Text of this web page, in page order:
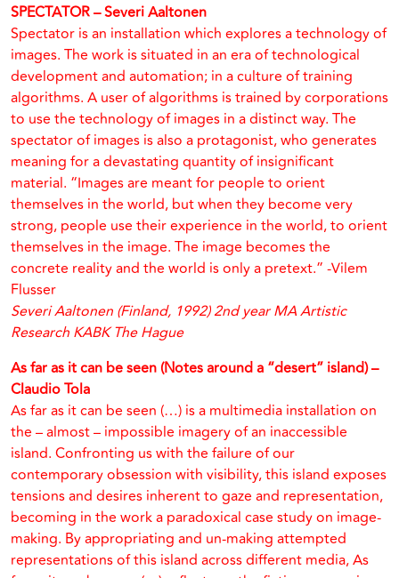
SPECTATOR – Severi Aaltonen
Spectator is an installation which explores a technology of
images. The work is situated in an era of technological
development and automation; in a culture of training
algorithms. A user of algorithms is trained by corporations
to use the technology of images in a distinct way. The
spectator of images is also a protagonist, who generates
meaning for a devastating quantity of insignificant
material. “Images are meant for people to orient
themselves in the world, but when they become very
strong, people use their experience in the world, to orient
themselves in the image. The image becomes the
concrete reality and the world is only a pretext.” -Vilem
Flusser
Severi Aaltonen (Finland, 1992)2nd year MA Artistic
Research KABK The Hague
As far as it can be seen (Notes around a “desert” island) –
Claudio Tola
As far as it can be seen (…) is a multimedia installation on
the – almost – impossible imagery of an inaccessible
island. Confronting us with the failure of our
contemporary obsession with visibility, this island exposes
tensions and desires inherent to gaze and representation,
becoming in the work a paradoxical case study on image-
making. By appropriating and un-making attempted
representations of this island across different media, As